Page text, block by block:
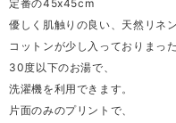
定番の45x45cm
優しく肌触りの良い、天然リネ
コットンが少し入っておりまっ
30度以下のお湯で、
洗濯機を利用できます。
片面のみのプリントで、